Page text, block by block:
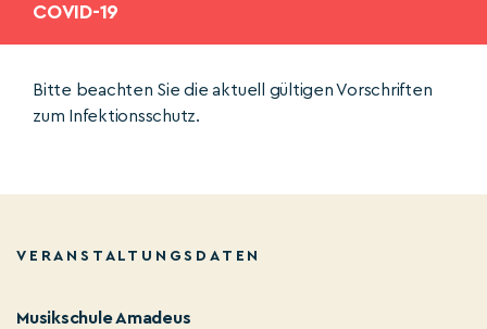
COVID-19
Bitte beachten Sie die aktuell gültigen Vorschriften
zum Infektionsschutz.
VERANSTALTUNGSDATEN
Musikschule Amadeus